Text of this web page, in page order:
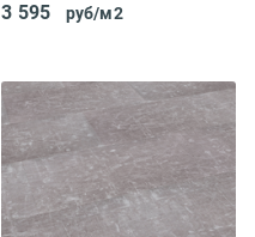
3 595 руб/м2